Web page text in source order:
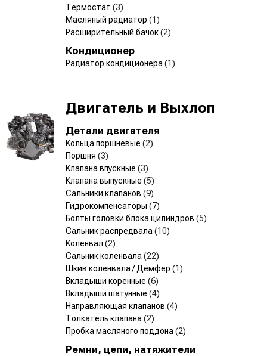
Термостат (3)
Масляный радиатор (1)
Расширительный бачок(2)
Кондиционер
Радиатор кондиционера (1)
Двигатель и Выхлоп
Детали двигателя
Кольца поршневые (2)
Поршня (3)
Клапана впускные (3)
Клапана выпускные (5)
Сальники клапанов (9)
Гидрокомпенсаторы (7)
Болты головки блока цилиндров (5)
Сальник распредвала (10)
Коленвал (2)
Сальник коленвала (22)
Шкив коленвала / Демфер (1)
Вкладыши коренные (6)
Вкладыши шатунные (4)
Направляющая клапанов (4)
Толкатель клапана (2)
Пробка масляного поддона (2)
Ремни, цепи, натяжители